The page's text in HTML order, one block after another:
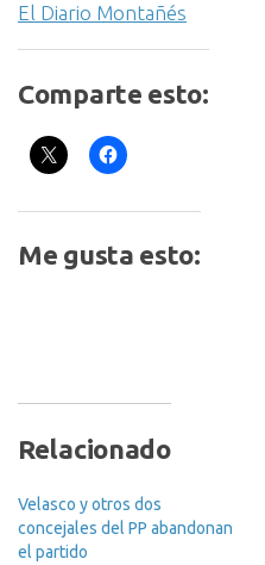
El Diario Montañés
Comparte esto:
Me gusta esto:
Relacionado
Velasco y otros dos
concejales del PP abandonan
el partido